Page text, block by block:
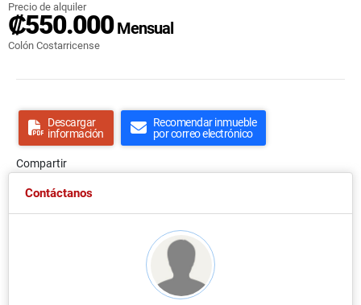
Precio de alquiler
₡550.000Mensual
Colón Costarricense
Descargar
información
Recomendar inmueble
por correo electrónico
Compartir
Contáctanos